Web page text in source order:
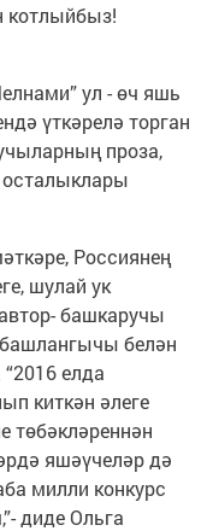
котлыйбыз!
ул - өч яшь
үткәрелә торган
проза,
осталыклары
Россиянең
шулай ук
башкаручы
белән
елда
киткән әлеге
төбәкләреннән
яшәүчеләр дә
милли конкурс
диде Ольга